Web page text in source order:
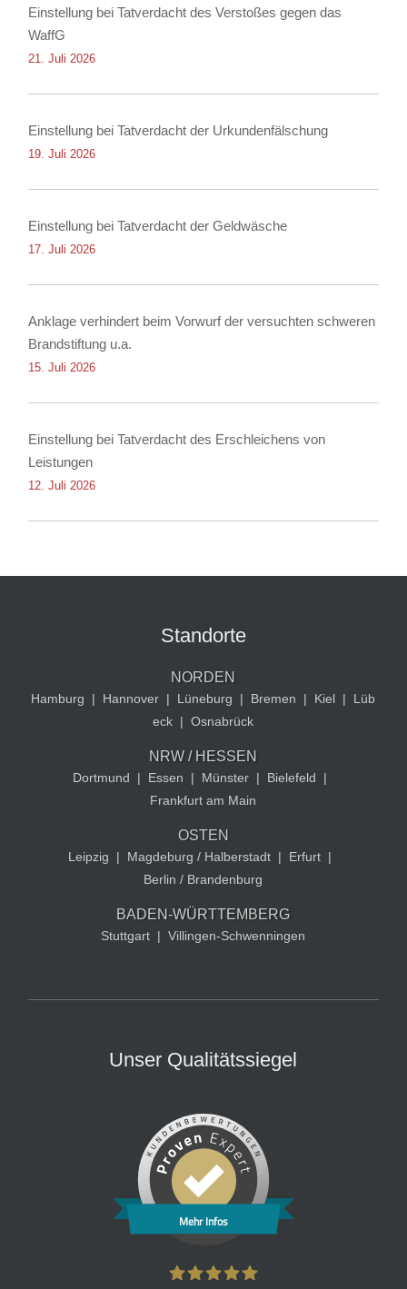
Einstellung bei Tatverdacht des Verstoßes gegen das
WaffG
21. Juli 2026
Einstellung bei Tatverdacht der Urkundenfälschung
19. Juli 2026
Einstellung bei Tatverdacht der Geldwäsche
17. Juli 2026
Anklage verhindert beim Vorwurf der versuchten schweren
Brandstiftung u.a.
15. Juli 2026
Einstellung bei Tatverdacht des Erschleichens von
Leistungen
12. Juli 2026
Standorte
NORDEN
Hamburg | Hannover | Lüneburg | Bremen | Kiel |
Lüb
eck | Osnabrück
NRW / HESSEN
Dortmund | Essen | Münster | Bielefeld
|
Frankfurt am Main
OSTEN
Leipzig | Magdeburg / Halberstadt | Erfurt |
Berlin / Brandenburg
BADEN-WÜRTTEMBERG
Stuttgart | Villingen-Schwenningen
Unser Qualitätssiegel
Mehr Infos